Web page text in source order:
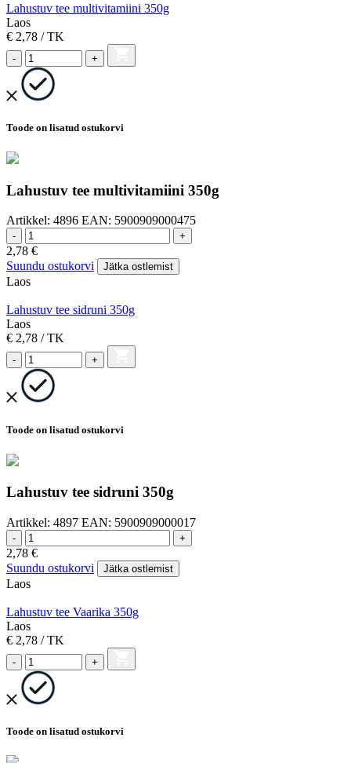
Lahustuv tee multivitamiini 350g
Laos
€ 2,78 / TK
- +
Toode on lisatud ostukorvi
Lahustuv tee multivitamiini 350g
Artikkel: 4896 EAN: 5900909000475
- +
2,78 €
Suundu ostukorvi
Jätka ostlemist
Laos
Lahustuv tee sidruni 350g
Laos
€ 2,78 / TK
- +
Toode on lisatud ostukorvi
Lahustuv tee sidruni 350g
Artikkel: 4897 EAN: 5900909000017
- +
2,78 €
Suundu ostukorvi
Jätka ostlemist
Laos
Lahustuv tee Vaarika 350g
Laos
€ 2,78 / TK
- +
Toode on lisatud ostukorvi